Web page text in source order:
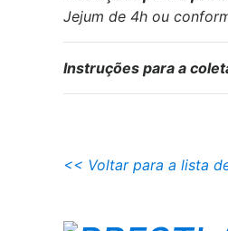
Jejum de 4h ou
Instruções para a
<< Voltar para a lista